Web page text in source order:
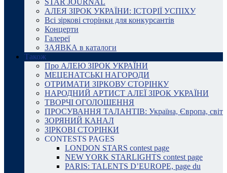
STAR JOURNAL
АЛЕЯ ЗІРОК УКРАЇНИ: ІСТОРІЇ УСПІХУ
Всі зіркові сторінки для конкурсантів
Концерти
Галереї
ЗАЯВКА в каталоги
Також
Про АЛЕЮ ЗІРОК УКРАЇНИ
МЕЦЕНАТСЬКІ НАГОРОДИ
ОТРИМАТИ ЗІРКОВУ СТОРІНКУ
НАРОДНИЙ АРТИСТ АЛЕЇ ЗІРОК УКРАЇНИ
ТВОРЧІ ОГОЛОШЕННЯ
ПРОСУВАННЯ ТАЛАНТІВ: Україна, Європа, світ
ЗОРЯНИЙ КАНАЛ
ЗІРКОВІ СТОРІНКИ
CONTESTS PAGES
LONDON STARS contest page
NEW YORK STARLIGHTS contest page
PARIS: TALENTS D’EUROPE, page du